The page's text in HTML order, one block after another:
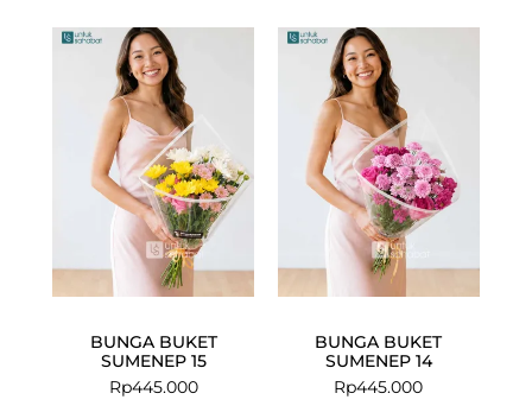
BUNGA BUKET
SUMENEP 15
Rp445.000
BUNGA BUKET
SUMENEP 14
Rp445.000